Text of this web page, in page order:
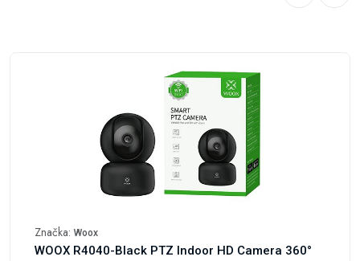
Značka: Woox
WOOX R4040-Black PTZ Indoor HD Camera 360°